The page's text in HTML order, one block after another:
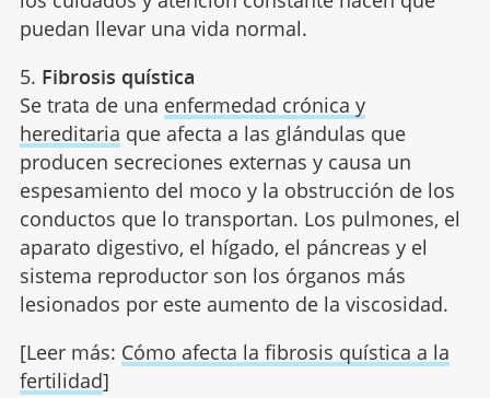
puedan llevar una vida normal.
5. Fibrosis quística
Se trata de una enfermedad crónica y
hereditaria que afecta a las glándulas que
producen secreciones externas y causa un
espesamiento del moco y la obstrucción de los
conductos que lo transportan. Los pulmones, el
aparato digestivo, el hígado, el páncreas y el
sistema reproductor son los órganos más
lesionados por este aumento de la viscosidad.
[Leer más: Cómo afecta la fibrosis quística a la
fertilidad]